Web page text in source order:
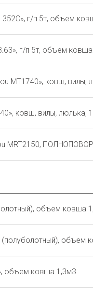
г/п 5т, объем
г/п 5т, объем
MT1740», ковш, вилы,
ковш, вилы, люлька,
MRT2150,
объем ковша
(полуболотный),
объем ковша 1,3м3